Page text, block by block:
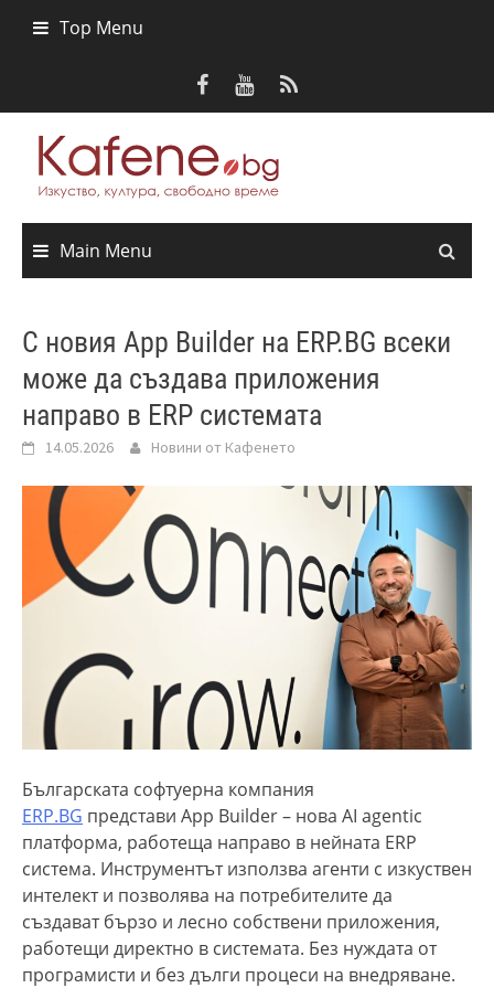
Top Menu
Main Menu
С новия App Builder на ERP.BG всеки
може да създава приложения
направо в ERP системата
14.05.2026 Новини от Кафенето
Българската софтуерна компания
ERP.BG представи App Builder – нова AI agentic
платформа, работеща направо в нейната ERP
системa. Инструментът използва агенти с изкуствен
интелект и позволява на потребителите да
създават бързо и лесно собствени приложения,
работещи директно в системата. Без нуждата от
програмисти и без дълги процеси на внедряване.